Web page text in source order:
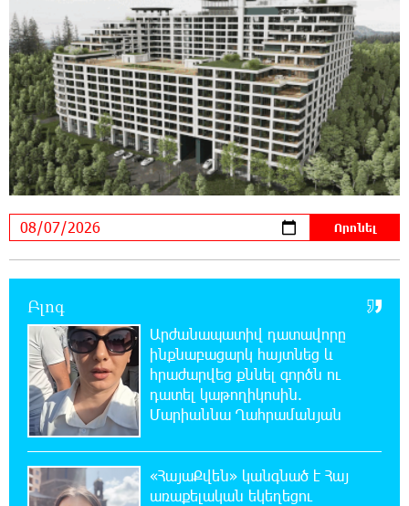
20:11:48 7-08-2026
Սլովակիայի արևելքում արտակարգ
դրություն է հայտարարվել շոգի ալիքների
պատճառով
19:53:41 7-08-2026
Երթևեկության կազմակերպման
փոփոխություն տեղի կունենա
19:17:59 7-08-2026
ԱԱԾ-ն զեկույց է ներկայացրել
18:58:46 7-08-2026
Թրամփը ասել է, որ հանրապետականները
ընտրություններում
Բլոգ
Արժանապատիվ դատավորը
ինքնաբացարկ հայտնեց և
հրաժարվեց քննել գործն ու
դատել կաթողիկոսին.
Մարիաննա Ղահրամանյան
«ՀայաՔվեն» կանգնած է Հայ
առաքելական եկեղեցու